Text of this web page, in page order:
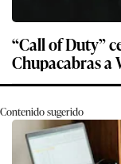
“Call of Duty”
Chupacabras a
Contenido sugerido